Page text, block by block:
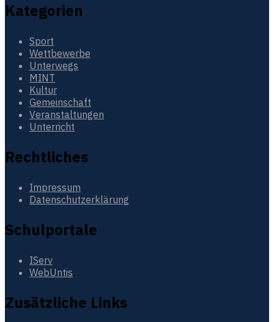
Kategorien
Sport
Wettbewerbe
Unterwegs
MINT
Kultur
Gemeinschaft
Veranstaltungen
Unterricht
Rechtliches
Impressum
Datenschutzerklärung
Schulportale
IServ
WebUntis
Zusätzliche Links